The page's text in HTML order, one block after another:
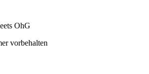
OhG
vorbehalten